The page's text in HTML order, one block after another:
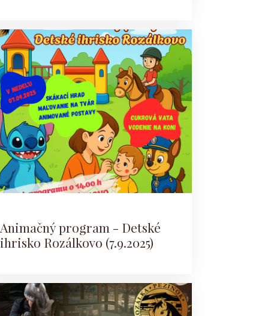
Animačný program - Detské
ihrisko Rozálkovo (7.9.2025)